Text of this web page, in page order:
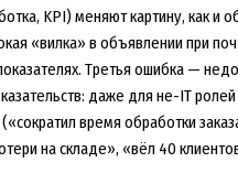
KPI) меняют картину, как и
«вилка» в объявлении при
Третья ошибка —
даже для не-IT
время обработки
на складе», «вёл 40